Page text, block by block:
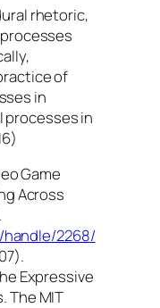
rhetoric,
of
in
processes in
Game
Across
.
2268/
Expressive
. The MIT